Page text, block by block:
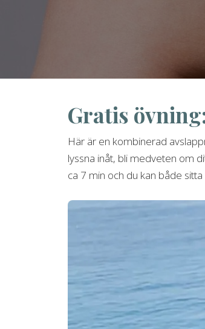
Gratis
Här är en kombinerad
lyssna inåt, bli medveten om
ca 7 min och du kan både